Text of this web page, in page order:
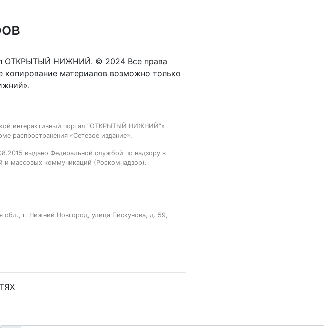
ОТКРЫТЫЙ НИЖНИЙ. © 2024 Все права
материалов возможно только
интерактивный портал “ОТКРЫТЫЙ НИЖНИЙ”»
распространения «Сетевое издание».
выдано Федеральной службой по надзору в
и массовых коммуникаций (Роскомнадзор).
обл., г. Нижний Новгород, улица Пискунова, д. 59,